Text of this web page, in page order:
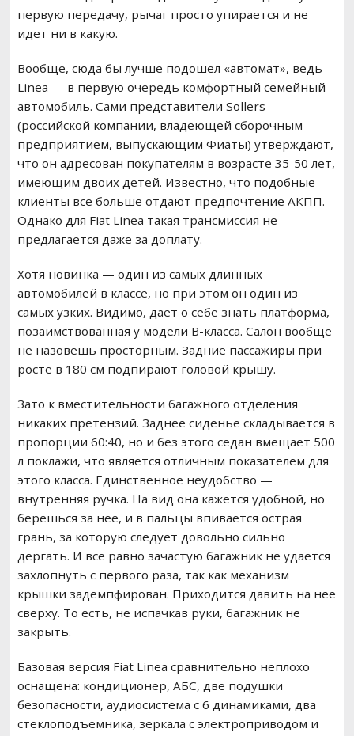
первую передачу, рычаг просто упирается и не
идет ни в какую.
Вообще, сюда бы лучше подошел «автомат», ведь
Linea — в первую очередь комфортный семейный
автомобиль. Сами представители Sollers
(российской компании, владеющей сборочным
предприятием, выпускающим Фиаты) утверждают,
что он адресован покупателям в возрасте 35-50 лет,
имеющим двоих детей. Известно, что подобные
клиенты все больше отдают предпочтение АКПП.
Однако для Fiat Linea такая трансмиссия не
предлагается даже за доплату.
Хотя новинка — один из самых длинных
автомобилей в классе, но при этом он один из
самых узких. Видимо, дает о себе знать платформа,
позаимствованная у модели B-класса. Салон вообще
не назовешь просторным. Задние пассажиры при
росте в 180 см подпирают головой крышу.
Зато к вместительности багажного отделения
никаких претензий. Заднее сиденье складывается в
пропорции 60:40, но и без этого седан вмещает 500
л поклажи, что является отличным показателем для
этого класса. Единственное неудобство —
внутренняя ручка. На вид она кажется удобной, но
берешься за нее, и в пальцы впивается острая
грань, за которую следует довольно сильно
дергать. И все равно зачастую багажник не удается
захлопнуть с первого раза, так как механизм
крышки задемпфирован. Приходится давить на нее
сверху. То есть, не испачкав руки, багажник не
закрыть.
Базовая версия Fiat Linea сравнительно неплохо
оснащена: кондиционер, АБС, две подушки
безопасности, аудиосистема с 6 динамиками, два
стеклоподъемника, зеркала с электроприводом и